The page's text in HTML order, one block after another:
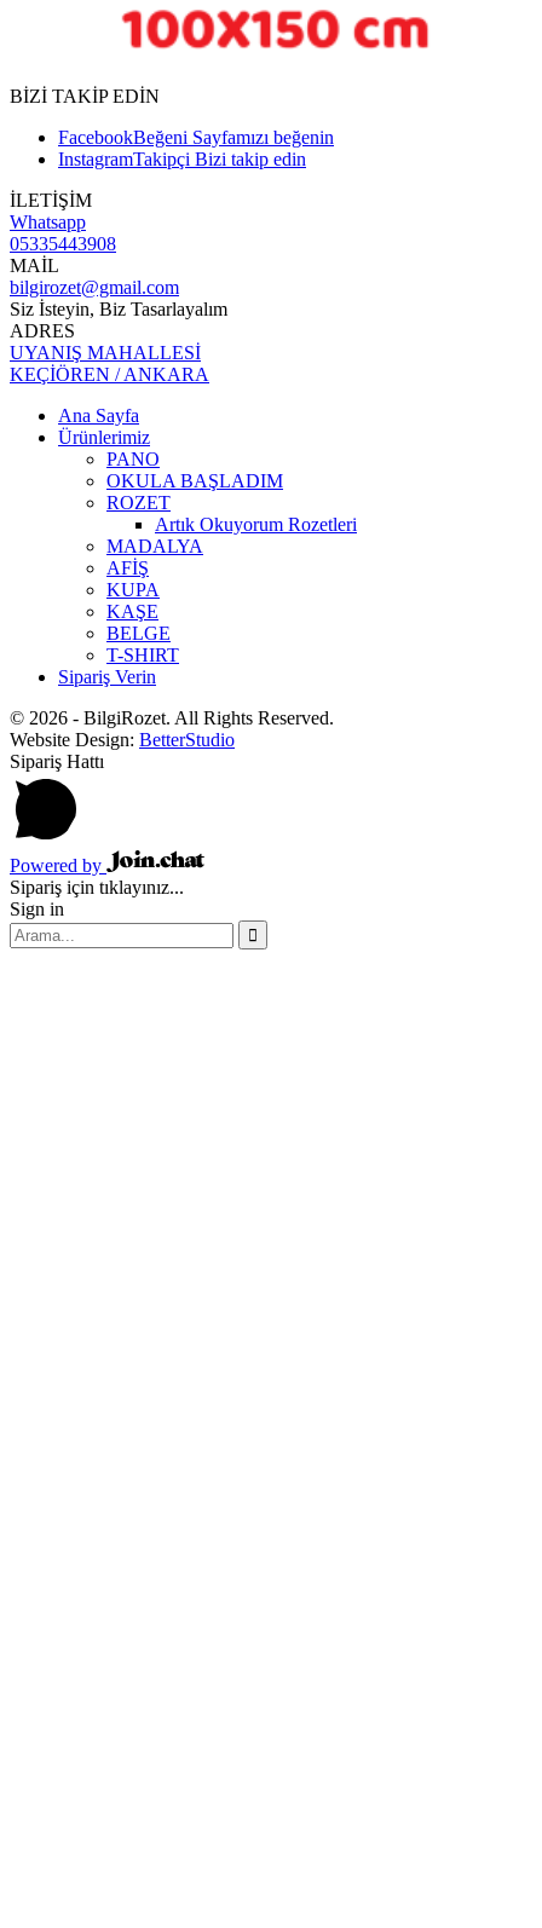
BİZİ TAKİP EDİN
FacebookBeğeni Sayfamızı beğenin
InstagramTakipçi Bizi takip edin
İLETİŞİM
Whatsapp
05335443908
MAİL
bilgirozet@gmail.com
Siz İsteyin, Biz Tasarlayalım
ADRES
UYANIŞ MAHALLESİ
KEÇİÖREN / ANKARA
Ana Sayfa
Ürünlerimiz
PANO
OKULA BAŞLADIM
ROZET
Artık Okuyorum Rozetleri
MADALYA
AFİŞ
KUPA
KAŞE
BELGE
T-SHIRT
Sipariş Verin
© 2026 - BilgiRozet. All Rights Reserved.
Website Design: BetterStudio
Sipariş Hattı
Powered by
Sipariş için tıklayınız...
Sign in